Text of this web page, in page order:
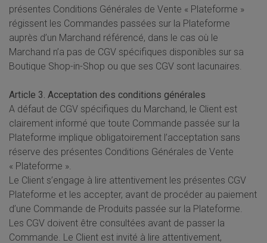
présentes Conditions Générales de Vente « Plateforme »
régissent les Commandes passées sur la Plateforme
auprès d’un Marchand référencé, dans le cas où le
Marchand n’a pas de CGV spécifiques disponibles sur sa
Boutique Shop-in-Shop ou que ses CGV sont lacunaires.
Article 3. Acceptation des conditions générales
A défaut de CGV spécifiques du Marchand, le Client est
clairement informé que toute Commande passée sur la
Plateforme implique obligatoirement l’acceptation sans
réserve des présentes Conditions Générales de Vente
« Plateforme ».
Le Client s’engage à lire attentivement les présentes CGV
Plateforme et les accepter, avant de procéder au paiement
d’une Commande de Produits passée sur la Plateforme.
Les CGV doivent être consultées avant de passer la
Commande. Le Client est invité à lire attentivement,